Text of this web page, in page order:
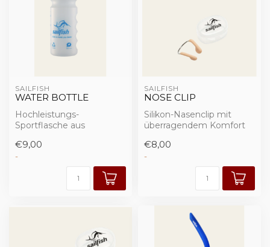
SAILFISH
WATER BOTTLE
Hochleistungs-
Sportflasche aus
biobasiertem Material.
Transparente...
€9,00
-
SAILFISH
NOSE CLIP
Silikon-Nasenclip mit
überragendem Komfort
€8,00
-